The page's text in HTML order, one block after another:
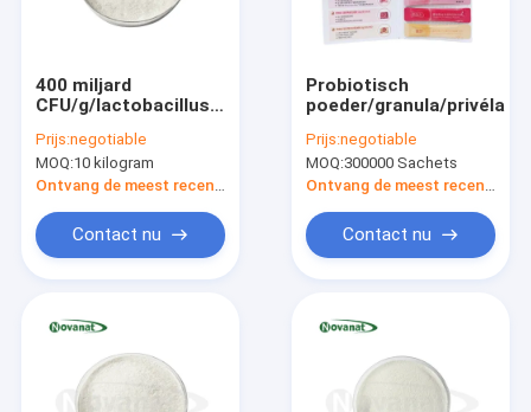
400 miljard
CFU/g/lactobacillus
Prijs:negotiable
MOQ:10 kilogram
Contact nu
Probiotisch
poeder/granula/
Prijs:negotiable
MOQ:300000 Sachets
Contact nu